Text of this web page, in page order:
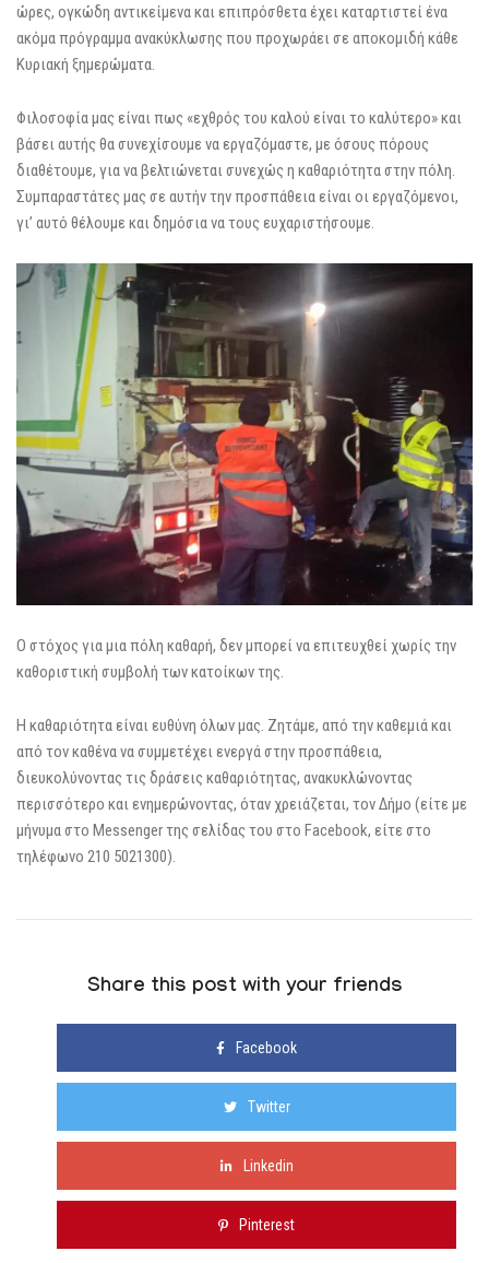
ώρες, ογκώδη αντικείμενα και επιπρόσθετα έχει καταρτιστεί ένα
ακόμα πρόγραμμα ανακύκλωσης που προχωράει σε αποκομιδή κάθε
Κυριακή ξημερώματα.
Φιλοσοφία μας είναι πως «εχθρός του καλού είναι το καλύτερο» και
βάσει αυτής θα συνεχίσουμε να εργαζόμαστε, με όσους πόρους
διαθέτουμε, για να βελτιώνεται συνεχώς η καθαριότητα στην πόλη.
Συμπαραστάτες μας σε αυτήν την προσπάθεια είναι οι εργαζόμενοι,
γι’ αυτό θέλουμε και δημόσια να τους ευχαριστήσουμε.
Ο στόχος για μια πόλη καθαρή, δεν μπορεί να επιτευχθεί χωρίς την
καθοριστική συμβολή των κατοίκων της.
Η καθαριότητα είναι ευθύνη όλων μας. Ζητάμε, από την καθεμιά και
από τον καθένα να συμμετέχει ενεργά στην προσπάθεια,
διευκολύνοντας τις δράσεις καθαριότητας, ανακυκλώνοντας
περισσότερο και ενημερώνοντας, όταν χρειάζεται, τον Δήμο (είτε με
μήνυμα στο Messenger της σελίδας του στο Facebook, είτε στο
τηλέφωνο 210 5021300).
Share this post with your friends
Facebook
Twitter
Linkedin
Pinterest